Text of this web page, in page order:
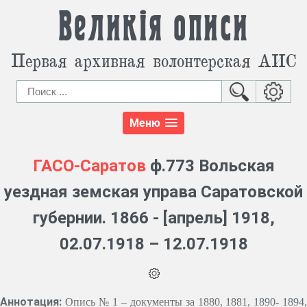
Великія описи
Первая архивная волонтерская АИС
Меню
ГАСО-Саратовф.773 Вольская
уездная земская управа Саратовской
губернии. 1866 - [апрель] 1918,
02.07.1918 – 12.07.1918
Аннотация: Опись № 1 – документы за 1880, 1881, 1890- 1894,